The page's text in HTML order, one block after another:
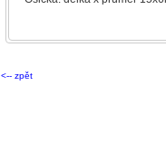
<-- zpět